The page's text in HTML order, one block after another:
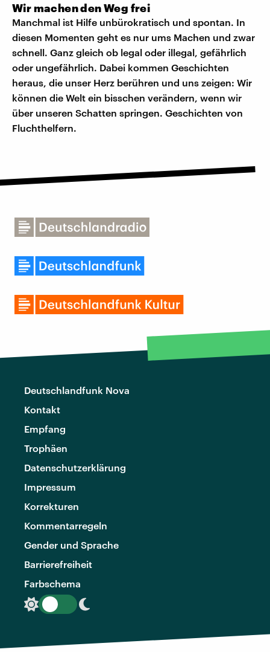
Wir machen den Weg frei
Manchmal ist Hilfe unbürokratisch und spontan. In
diesen Momenten geht es nur ums Machen und zwar
schnell. Ganz gleich ob legal oder illegal, gefährlich
oder ungefährlich. Dabei kommen Geschichten
heraus, die unser Herz berühren und uns zeigen: Wir
können die Welt ein bisschen verändern, wenn wir
über unseren Schatten springen. Geschichten von
Fluchthelfern.
Deutschlandfunk Nova
Kontakt
Empfang
Trophäen
Datenschutzerklärung
Impressum
Korrekturen
Kommentarregeln
Gender und Sprache
Barrierefreiheit
Farbschema